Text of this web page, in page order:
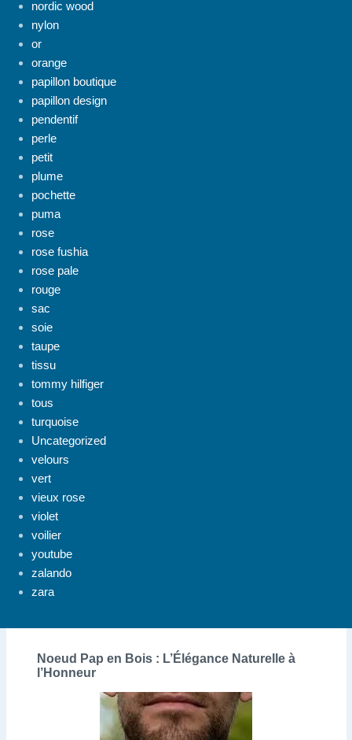
nordic wood
nylon
or
orange
papillon boutique
papillon design
pendentif
perle
petit
plume
pochette
puma
rose
rose fushia
rose pale
rouge
sac
soie
taupe
tissu
tommy hilfiger
tous
turquoise
Uncategorized
velours
vert
vieux rose
violet
voilier
youtube
zalando
zara
Noeud Pap en Bois : L’Élégance Naturelle à
l’Honneur